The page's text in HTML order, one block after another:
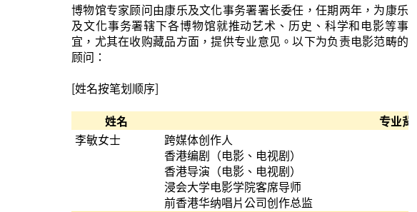
博物馆专家顾问由康乐及文化事务署署长委任，任期两年，为康乐
及文化事务署辖下各博物馆就推动艺术、历史、科学和电影等事
宜，尤其在收购藏品方面，提供专业意见。以下为负责电影范畴的
顾问：
[姓名按笔划顺序]
姓名
专业背景
李敏女士
跨媒体创作人
香港编剧（电影、电视剧）
香港导演（电影、电视剧）
浸会大学电影学院客席导师
前香港华纳唱片公司创作总监